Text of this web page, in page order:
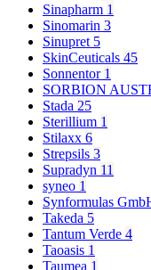
Sinapharm 1
Sinomarin 3
Sinupret 5
SkinCeuticals 45
Sonnentor 1
SORBION
Stada 25
Sterillium 1
Stilaxx 6
Strepsils 3
Supradyn 11
syneo 1
Synformulas
Takeda 5
Tantum Verde 4
Taoasis 1
Taumea 1